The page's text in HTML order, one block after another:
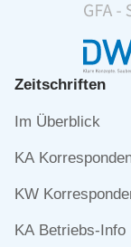
Zeitschriften
Navigation
Im Überblick
KA
KW
KA Betriebs-Info